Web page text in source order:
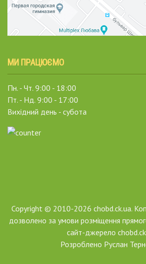
МИ ПРАЦЮЄМО
Пн. - Чт. 9:00 - 18:00
Пт. - Нд. 9:00 - 17:00
Вихідний день - субота
Copyright © 2010-2026 chobd.ck.ua.
дозволено за умови розміщення
сайт-джерело
Розроблено Руслан